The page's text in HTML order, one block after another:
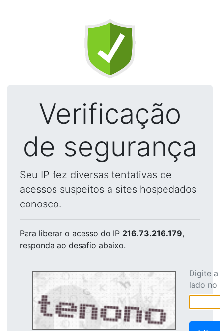
Verificação
de segurança
Seu IP fez diversas tentativas de
acessos suspeitos a sites hospedados
conosco.
Para liberar o acesso do IP 216.73.216.179,
responda ao desafio abaixo.
Digite
lado no